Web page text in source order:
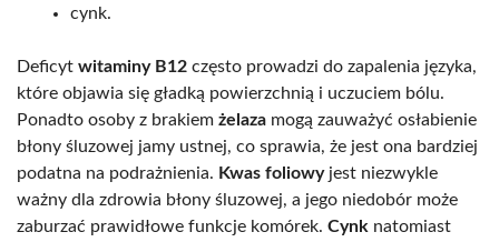
cynk.
Deficyt witaminy B12 często prowadzi do zapalenia języka,
które objawia się gładką powierzchnią i uczuciem bólu.
Ponadto osoby z brakiem żelaza mogą zauważyć osłabienie
błony śluzowej jamy ustnej, co sprawia, że jest ona bardziej
podatna na podrażnienia. Kwas foliowyjest niezwykle
ważny dla zdrowia błony śluzowej, a jego niedobór może
zaburzać prawidłowe funkcje komórek. Cynk natomiast